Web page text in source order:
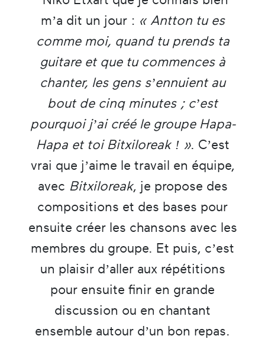
m’a dit un jour : « Antton tu es
comme moi, quand tu prends ta
guitare et que tu commences à
chanter, les gens s’ennuient au
bout de cinq minutes ; c’est
pourquoi j’ai créé le groupe Hapa-
Hapa et toi Bitxiloreak ! ». C’est
vrai que j’aime le travail en équipe,
avec Bitxiloreak, je propose des
compositions et des bases pour
ensuite créer les chansons avec les
membres du groupe. Et puis, c’est
un plaisir d’aller aux répétitions
pour ensuite finir en grande
discussion ou en chantant
ensemble autour d’un bon repas.